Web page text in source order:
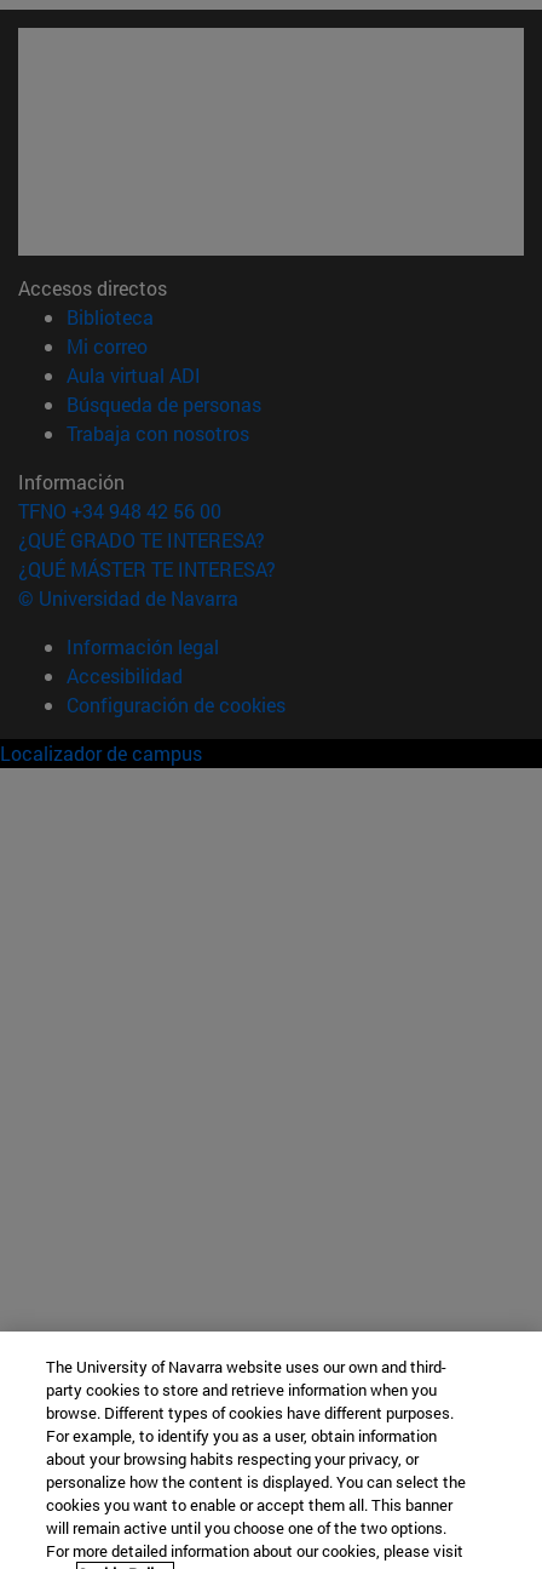
Accesos directos
Biblioteca
Mi correo(abre en nueva ventana)
Aula virtual ADI
Búsqueda de personas(abre en nueva ventana)
Trabaja con nosotros(abre en nueva ventana)
Información
TFNO +34 948 42 56 00
¿QUÉ GRADO TE INTERESA?
¿QUÉ MÁSTER TE INTERESA?
© Universidad de Navarra
Información legal
Accesibilidad
Configuración de cookies
Localizador de campus
The University of Navarra website uses our own and third-
party cookies to store and retrieve information when you
browse. Different types of cookies have different purposes.
For example, to identify you as a user, obtain information
about your browsing habits respecting your privacy, or
personalize how the content is displayed. You can select the
cookies you want to enable or accept them all. This banner
will remain active until you choose one of the two options.
For more detailed information about our cookies, please visit